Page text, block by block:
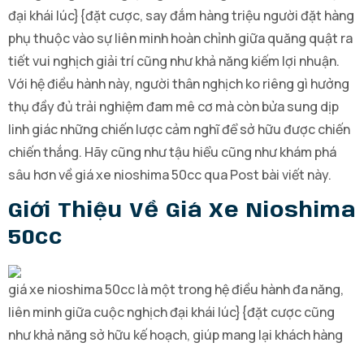
đại khái lúc}{đặt cược, say đắm hàng triệu người đặt hàng
phụ thuộc vào sự liên minh hoàn chỉnh giữa quăng quật ra
tiết vui nghịch giải trí cũng như khả năng kiếm lợi nhuận.
Với hệ điều hành này, người thân nghịch ko riêng gì hưởng
thụ đầy đủ trải nghiệm đam mê cơ mà còn bửa sung dịp
linh giác những chiến lược cảm nghĩ để sở hữu được chiến
chiến thắng. Hãy cũng như tậu hiểu cũng như khám phá
sâu hơn về giá xe nioshima 50cc qua Post bài viết này.
Giới Thiệu Về Giá Xe Nioshima
50cc
giá xe nioshima 50cc là một trong hệ điều hành đa năng,
liên minh giữa cuộc nghịch đại khái lúc}{đặt cược cũng
như khả năng sở hữu kế hoạch, giúp mang lại khách hàng